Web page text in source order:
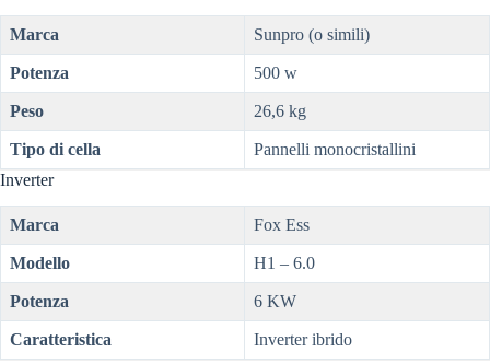
Marca Sunpro (o simili)
Potenza 500 w
Peso 26,6 kg
Tipo di cella
Pannelli monocristallini
Inverter
Marca Fox Ess
Modello H1 – 6.0
Potenza 6 KW
Caratteristica
Inverter ibrido